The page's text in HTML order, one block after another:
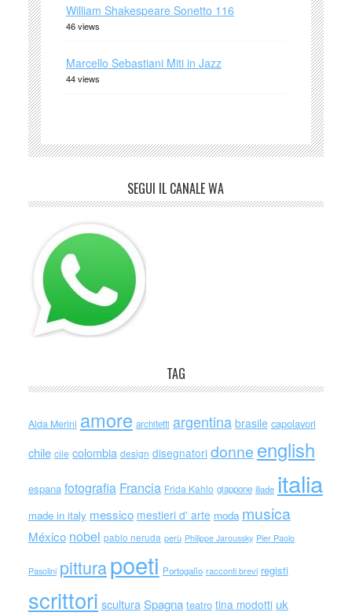
William Shakespeare Sonetto 116
46 views
Marcello Sebastiani Miti in Jazz
44 views
SEGUI IL CANALE WA
TAG
Alda Merini amore architetti argentina brasile capolavori
chile cile colombia design disegnatori donne english
espana fotografia Francia Frida Kahlo giappone iliade italia
made in italy messico mestieri d' arte moda musica
México nobel pablo neruda perù Philippe Jaroussky Pier Paolo
Pasolini pitturapoeti Portogallo racconti brevi registi
scrittori scultura Spagna teatro tina modotti uk